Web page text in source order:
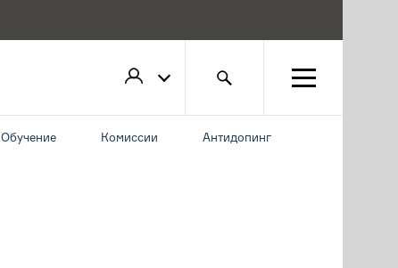
Обучение Комиссии Антидопинг